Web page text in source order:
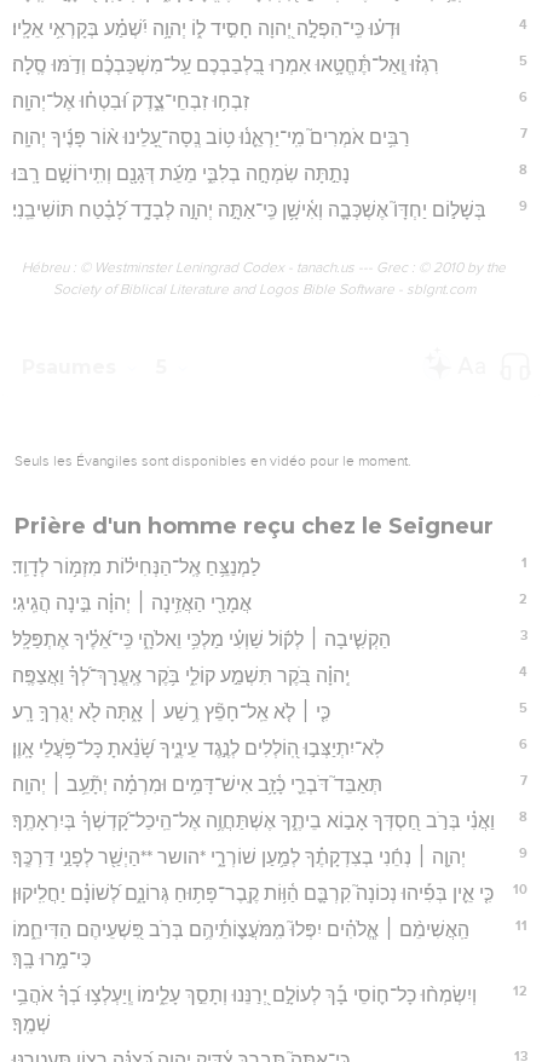
4 וּדְע֗וּ כִּֽי־הִפְלָ֣ה יְ֭הוָה חָסִ֣יד ל֑וֹ יְהוָ֥ה יִ֝שְׁמַ֗ע בְּקָרְאִ֥י אֵלָֽיו׃
5 רִגְז֗וּ וְֽאַל־תֶּ֫חֱטָ֥אוּ אִמְר֣וּ בִ֭לְבַבְכֶם עַֽל־מִשְׁכַּבְכֶ֗ם וְדֹ֣מּוּ סֶֽלָה׃
6 זִבְח֥וּ זִבְחֵי־צֶ֑דֶק וּ֝בִטְח֗וּ אֶל־יְהוָֽה׃
7 רַבִּ֥ים אֹמְרִים֮ מִֽי־יַרְאֵ֪נ֫וּ ט֥וֹב נְֽסָה־עָ֭לֵינוּ א֨וֹר פָּנֶ֬יךָ יְהוָֽה׃
8 נָתַ֣תָּה שִׂמְחָ֣ה בְלִבִּ֑י מֵעֵ֬ת דְּגָנָ֖ם וְתִֽירוֹשָׁ֣ם רָֽבּוּ׃
9 בְּשָׁל֣וֹם יַחְדָּו֮ אֶשְׁכְּבָ֪ה וְאִ֫ישָׁ֥ן כִּֽי־אַתָּ֣ה יְהוָ֣ה לְבָדָ֑ד לָ֝בֶ֗טַח תּוֹשִׁיבֵֽנִי׃
Hébreu : © Westminster Leningrad Codex - tanach.us --- Grec : © 2010 by the
Society of Biblical Literature and Logos Bible Software - sblgnt.com
Seuls les Évangiles sont disponibles en vidéo pour le moment.
Prière d'un homme reçu chez le Seigneur
1 לַמְנַצֵּ֥חַ אֶֽל־הַנְּחִיל֗וֹת מִזְמ֥וֹר לְדָוִֽד׃
2 אֲמָרַ֖י הַאֲזִ֥ינָה ׀ יְהוָ֗ה בִּ֣ינָה הֲגִֽיגִי׃
3 הַקְשִׁ֤יבָה ׀ לְק֬וֹל שַׁוְעִ֗י מַלְכִּ֥י וֵאלֹהָ֑י כִּֽי־אֵ֝לֶ֗יךָ אֶתְפַּלָּֽל׃
4 יְֽהוָ֗ה בֹּ֭קֶר תִּשְׁמַ֣ע קוֹלִ֑י בֹּ֥קֶר אֶֽעֱרָךְ־לְ֝ךָ֗ וַאֲצַפֶּֽה׃
5 כִּ֤י ׀ לֹ֤א אֵֽל־חָפֵ֘ץ רֶ֥שַׁע ׀ אָ֑תָּה לֹ֖א יְגֻרְךָ֣ רָֽע׃
6 לֹֽא־יִתְיַצְּב֣וּ הֽ֭וֹלְלִים לְנֶ֣גֶד עֵינֶ֑יךָ שָׂ֝נֵ֗אתָ כָּל־פֹּ֥עֲלֵי אָֽוֶן׃
7 תְּאַבֵּד֮ דֹּבְרֵ֪י כָ֫זָ֥ב אִישׁ־דָּמִ֥ים וּמִרְמָ֗ה יְתָ֘עֵ֥ב ׀ יְהוָֽה׃
8 וַאֲנִ֗י בְּרֹ֣ב חַ֭סְדְּךָ אָב֣וֹא בֵיתֶ֑ךָ אֶשְׁתַּחֲוֶ֥ה אֶל־הֵֽיכַל־קָ֝דְשְׁךָ֗ בְּיִרְאָתֶֽךָ׃
9 יְהוָ֤ה ׀ נְחֵ֬נִי בְצִדְקָתֶ֗ךָ לְמַ֥עַן שׁוֹרְרָ֑י *הושר **הַיְשַׁ֖ר לְפָנַ֣י דַּרְכֶּֽךָ׃
10 כִּ֤י אֵ֪ין בְּפִ֡יהוּ נְכוֹנָה֮ קִרְבָּ֪ם הַ֫וּ֥וֹת קֶֽבֶר־פָּת֥וּחַ גְּרוֹנָ֑ם לְ֝שׁוֹנָ֗ם יַחֲלִֽיקוּן׃
11
הַֽאֲשִׁימֵ֨ם ׀ אֱ‍ֽלֹהִ֗ים יִפְּלוּ֮ מִֽמֹּעֲצ֪וֹתֵ֫יהֶ֥ם בְּרֹ֣ב פִּ֭שְׁעֵיהֶם הַדִּיחֵ֑מוֹ
כִּי־מָ֥רוּ בָֽךְ׃
12
וְיִשְׂמְח֨וּ כָל־ח֪וֹסֵי בָ֡ךְ לְעוֹלָ֣ם יְ֭רַנֵּנוּ וְתָסֵ֣ךְ עָלֵ֑ימוֹ וְֽיַעְלְצ֥וּ בְ֝ךָ֗ אֹהֲבֵ֥י
שְׁמֶֽךָ׃
13